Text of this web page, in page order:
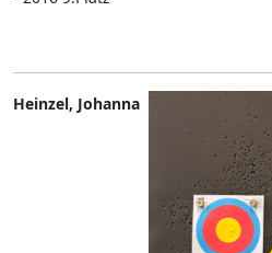
Heinzel, Johanna